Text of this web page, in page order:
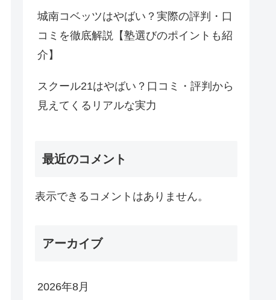
城南コベッツはやばい？実際の評判・口
コミを徹底解説【塾選びのポイントも紹
介】
スクール21はやばい？口コミ・評判から
見えてくるリアルな実力
最近のコメント
表示できるコメントはありません。
アーカイブ
2026年8月